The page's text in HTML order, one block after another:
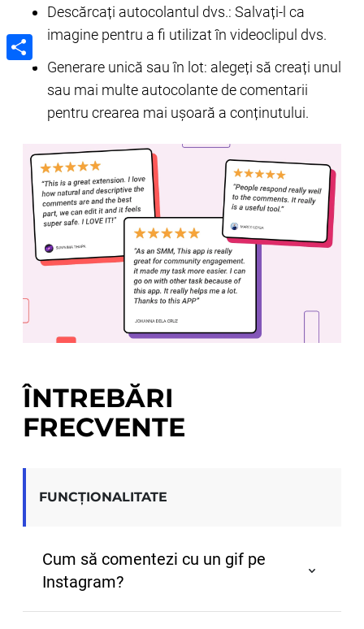
Descărcați autocolantul dvs.: Salvați-l ca
imagine pentru a fi utilizat în videoclipul dvs.
Generare unică sau în lot: alegeți să creați unul
sau mai multe autocolante de comentarii
pentru crearea mai ușoară a conținutului.
ÎNTREBĂRI
FRECVENTE
FUNCŢIONALITATE
Cum să comentezi cu un gif pe
Instagram?
Pentru a comenta cu un GIF pe Instagram, pur și
Share